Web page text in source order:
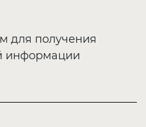
для получения
информации